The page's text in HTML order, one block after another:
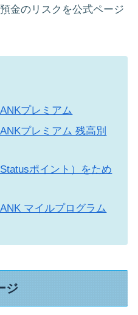
金のリスクを公式ページ
プレミアム
プレミアム 残高別
ポイント）をため
マイルプログラム
ジ